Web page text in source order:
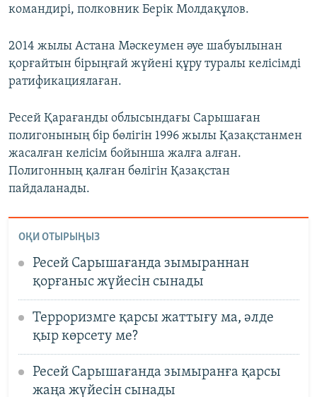
командирі, полковник Берік Молдақұлов.
2014 жылы Астана Мәскеумен әуе шабуылынан
қорғайтын бірыңғай жүйені құру туралы келісімді
ратификациялаған.
Ресей Қарағанды облысындағы Сарышаған
полигонының бір бөлігін 1996 жылы Қазақстанмен
жасалған келісім бойынша жалға алған.
Полигонның қалған бөлігін Қазақстан
пайдаланады.
ОҚИ ОТЫРЫҢЫЗ
Ресей Сарышағанда зымыраннан
қорғаныс жүйесін сынады
Терроризмге қарсы жаттығу ма, әлде
қыр көрсету ме?
Ресей Сарышағанда зымыранға қарсы
жаңа жүйесін сынады